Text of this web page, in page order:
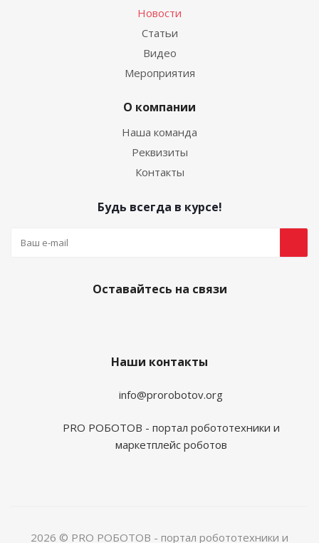
Новости
Статьи
Видео
Мероприятия
О компании
Наша команда
Реквизиты
Контакты
Будь всегда в курсе!
Оставайтесь на связи
Наши контакты
info@prorobotov.org
PRO РОБОТОВ - портал робототехники и
маркетплейс роботов
2026 © PRO РОБОТОВ - портал робототехники и